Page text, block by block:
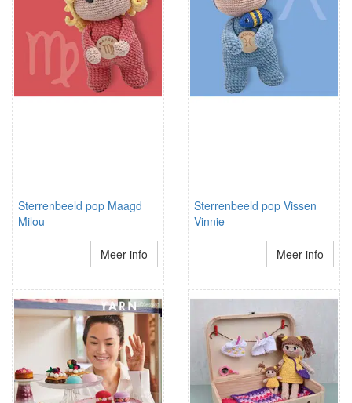
Sterrenbeeld pop Maagd
Milou
Meer info
Sterrenbeeld pop Vissen
Vinnie
Meer info